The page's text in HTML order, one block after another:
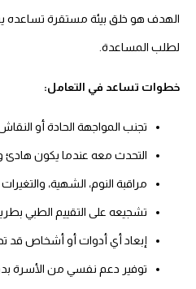
الهدف هو خلق بيئة مستقرة تساعده
لطلب المساعدة.
خطوات تساعد في التعامل:
تجنب المواجهة الحادة أو
التحدث معه عندما يكون
مراقبة النوم، الشهية،
تشجيعه على التقييم الطبي
إبعاد أي أدوات أو أشخاص قد
توفير دعم نفسي من الأسرة